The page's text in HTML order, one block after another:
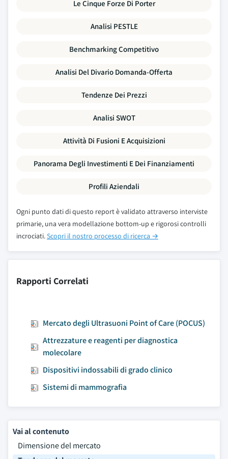
Le Cinque Forze Di Porter
Analisi PESTLE
Benchmarking Competitivo
Analisi Del Divario Domanda-Offerta
Tendenze Dei Prezzi
Analisi SWOT
Attività Di Fusioni E Acquisizioni
Panorama Degli Investimenti E Dei Finanziamenti
Profili Aziendali
Ogni punto dati di questo report è validato attraverso interviste
primarie, una vera modellazione bottom-up e rigorosi controlli
incrociati.Scopri il nostro processo di ricerca →
Rapporti Correlati
Mercato degli Ultrasuoni Point of Care (POCUS)
Attrezzature e reagenti per diagnostica
molecolare
Dispositivi indossabili di grado clinico
Sistemi di mammografia
Vai al contenuto
Dimensione del mercato